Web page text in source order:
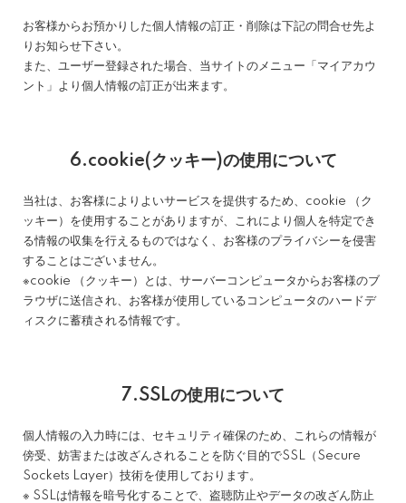
お客様からお預かりした個人情報の訂正・削除は下記の問合せ先よ
りお知らせ下さい。
また、ユーザー登録された場合、当サイトのメニュー「マイアカウ
ント」より個人情報の訂正が出来ます。
6.cookie(クッキー)の使用について
当社は、お客様によりよいサービスを提供するため、cookie （ク
ッキー）を使用することがありますが、これにより個人を特定でき
る情報の収集を行えるものではなく、お客様のプライバシーを侵害
することはございません。
※cookie （クッキー）とは、サーバーコンピュータからお客様のブ
ラウザに送信され、お客様が使用しているコンピュータのハードデ
ィスクに蓄積される情報です。
7.SSLの使用について
個人情報の入力時には、セキュリティ確保のため、これらの情報が
傍受、妨害または改ざんされることを防ぐ目的でSSL（Secure
Sockets Layer）技術を使用しております。
※ SSLは情報を暗号化することで、盗聴防止やデータの改ざん防止